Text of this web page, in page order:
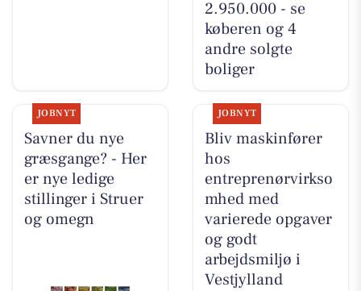
2.950.000 - se
køberen og 4
andre solgte
boliger
JOBNYT
Savner du nye
græsgange? - Her
er nye ledige
stillinger i Struer
og omegn
JOBNYT
Bliv maskinfører
hos
entreprenørvirkso
mhed med
varierede opgaver
og godt
arbejdsmiljø i
Vestjylland